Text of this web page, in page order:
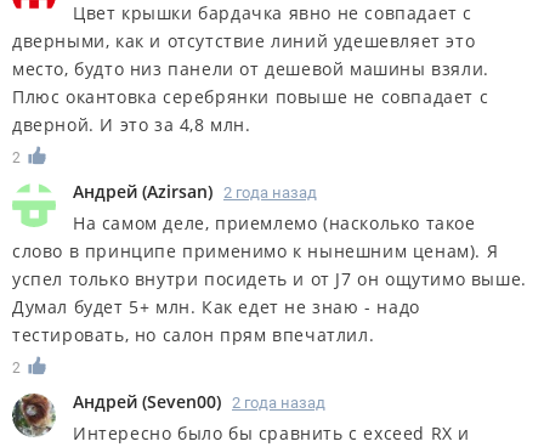
Цвет крышки бардачка явно не совпадает с
дверными, как и отсутствие линий удешевляет это
место, будто низ панели от дешевой машины взяли.
Плюс окантовка серебрянки повыше не совпадает с
дверной. И это за 4,8 млн.
2
Андрей (Azirsan) 2 года назад
На самом деле, приемлемо (насколько такое
слово в принципе применимо к нынешним ценам). Я
успел только внутри посидеть и от J7 он ощутимо выше.
Думал будет 5+ млн. Как едет не знаю - надо
тестировать, но салон прям впечатлил.
2
Андрей (Seven00) 2 года назад
Интересно было бы сравнить с exceed RX и